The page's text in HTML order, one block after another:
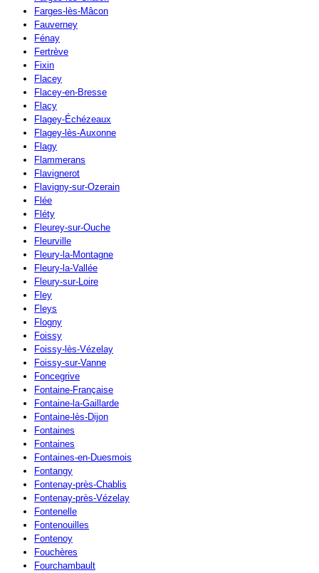
Farges-lès-Mâcon
Fauverney
Fénay
Fertrève
Fixin
Flacey
Flacey-en-Bresse
Flacy
Flagey-Échézeaux
Flagey-lès-Auxonne
Flagy
Flammerans
Flavignerot
Flavigny-sur-Ozerain
Flée
Fléty
Fleurey-sur-Ouche
Fleurville
Fleury-la-Montagne
Fleury-la-Vallée
Fleury-sur-Loire
Fley
Fleys
Flogny
Foissy
Foissy-lès-Vézelay
Foissy-sur-Vanne
Foncegrive
Fontaine-Française
Fontaine-la-Gaillarde
Fontaine-lès-Dijon
Fontaines
Fontaines
Fontaines-en-Duesmois
Fontangy
Fontenay-près-Chablis
Fontenay-près-Vézelay
Fontenelle
Fontenouilles
Fontenoy
Fouchères
Fourchambault